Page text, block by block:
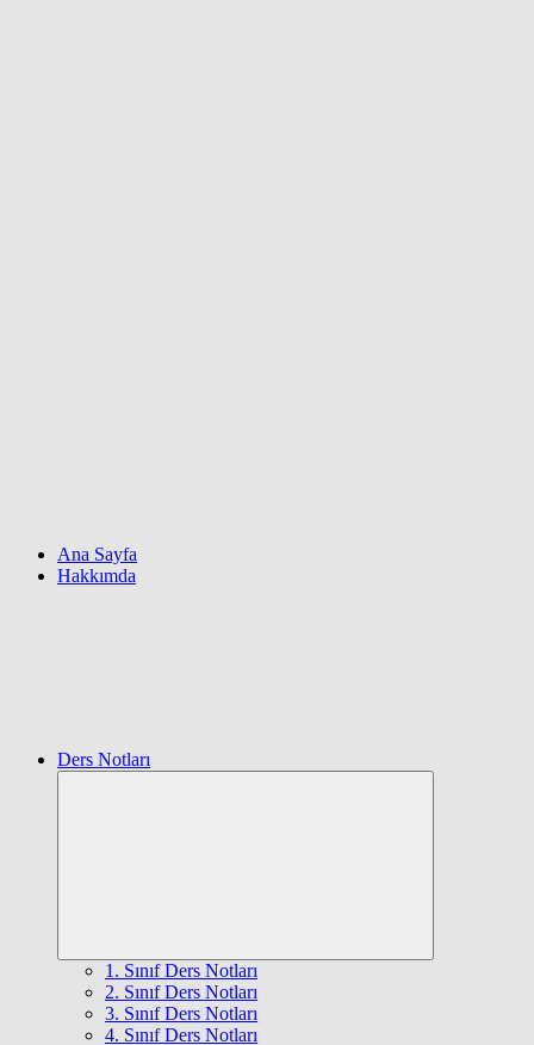
Ana Sayfa
Hakkımda
Ders Notları
1. Sınıf Ders Notları
2. Sınıf Ders Notları
3. Sınıf Ders Notları
4. Sınıf Ders Notları